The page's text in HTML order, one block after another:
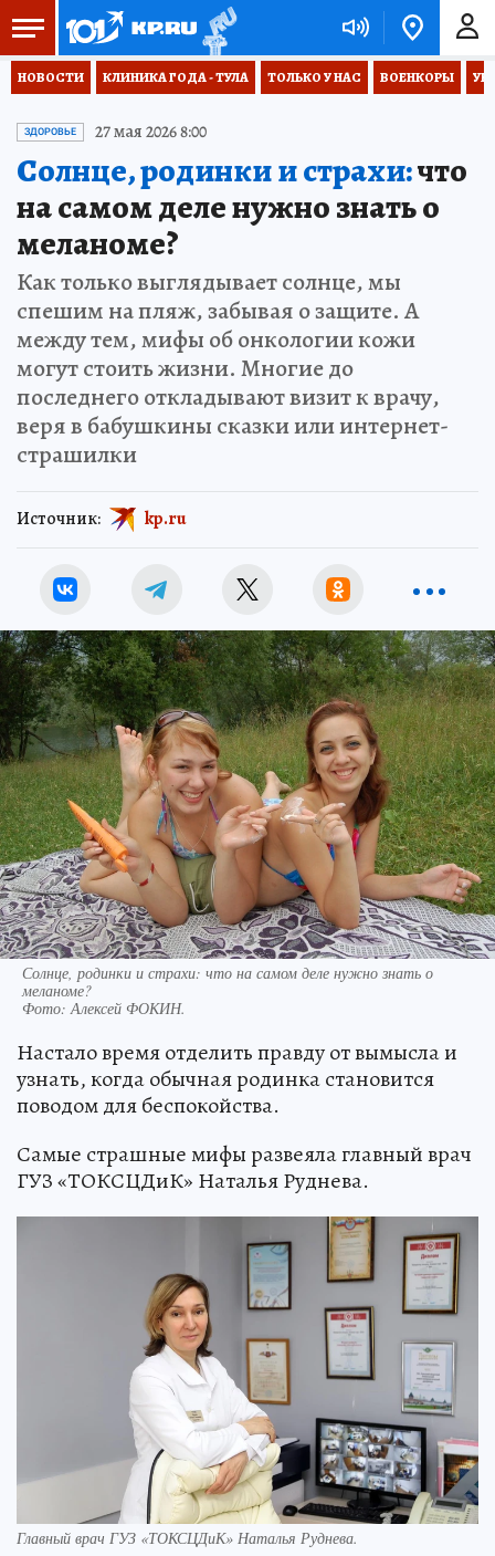
НОВОСТИ КЛИНИКА ГОДА - ТУЛА ТОЛЬКО У НАС ВОЕНКОРЫ
ЗДОРОВЬЕ 27 мая 2026 8:00
Солнце, родинки и страхи:что
на самом деле нужно знать о
меланоме?
Как только выглядывает солнце, мы
спешим на пляж, забывая о защите. А
между тем, мифы об онкологии кожи
могут стоить жизни. Многие до
последнего откладывают визит к врачу,
веря в бабушкины сказки или интернет-
страшилки
Источник: kp.ru
Солнце, родинки и страхи: что на самом деле нужно знать о
меланоме?
Фото: Алексей ФОКИН.
Настало время отделить правду от вымысла и
узнать, когда обычная родинка становится
поводом для беспокойства.
Самые страшные мифы развеяла главный врач
ГУЗ «ТОКСЦДиК» Наталья Руднева.
Главный врач ГУЗ «ТОКСЦДиК» Наталья Руднева.